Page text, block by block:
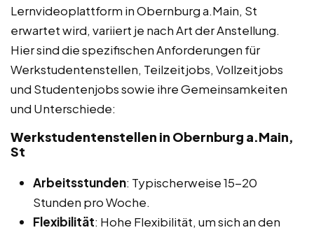
Lernvideoplattform in Obernburg a.Main, St
erwartet wird, variiert je nach Art der Anstellung.
Hier sind die spezifischen Anforderungen für
Werkstudentenstellen, Teilzeitjobs, Vollzeitjobs
und Studentenjobs sowie ihre Gemeinsamkeiten
und Unterschiede:
Werkstudentenstellen in Obernburg a.Main,
St
Arbeitsstunden: Typischerweise 15-20
Stunden pro Woche.
Flexibilität: Hohe Flexibilität, um sich an den